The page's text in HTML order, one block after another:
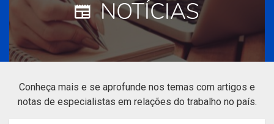
NOTÍCIAS
Conheça mais e se aprofunde nos temas com artigos e
notas de especialistas em relações do trabalho no país.